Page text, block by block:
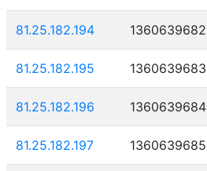
81.25.182.194 1360639682
81.25.182.195 1360639683
81.25.182.196 1360639684
81.25.182.197 1360639685